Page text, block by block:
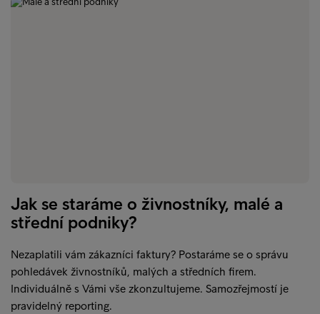
Jak se staráme o živnostníky, malé a
střední podniky?
Nezaplatili vám zákazníci faktury? Postaráme se o správu
pohledávek živnostníků, malých a středních firem.
Individuálně s Vámi vše zkonzultujeme. Samozřejmostí je
pravidelný reporting.